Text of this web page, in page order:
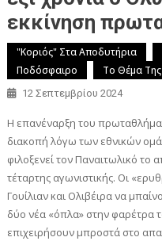
εκκίνηση
"Κοριός" Στα Αποδυτήρια
Ποδόσφαιρο
Το Θέμα
12 Σεπτεμβρίου 2024
Η επανέναρξη του
διακοπή λόγω των εθνικών
φιλοξενεί τον Παναιτωλικό το
τέταρτης αγωνιστικής. Οι
Γουίλιαν και Ολιβέιρα να
δύο νέα «όπλα» στην φαρέτρα
επιχειρήσουν μπροστά στο